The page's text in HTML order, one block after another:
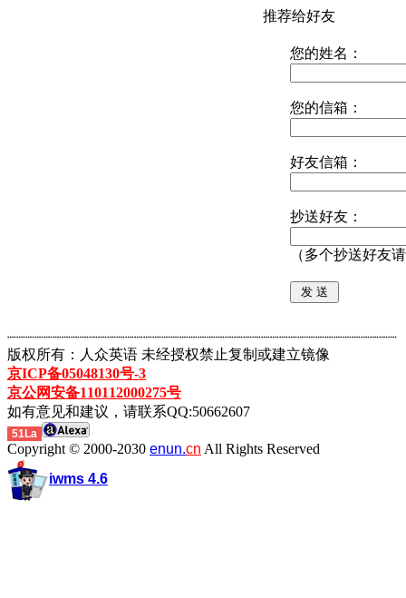
推荐给好友
您的姓名：
您的信箱：
好友信箱：
抄送好友：
（多个抄送好友
┈┈┈┈┈┈┈┈┈┈┈┈┈┈┈┈┈┈┈┈┈┈┈┈┈┈┈┈┈┈┈┈┈┈┈┈┈┈┈┈┈┈┈
版权所有：人众英语 未经授权禁止复制或建立镜像
京ICP备05048130号-3
京公网安备110112000275号
如有意见和建议，请联系QQ:50662607
51La
Copyright © 2000-2030 enun.cn All Rights Reserved
iwms 4.6